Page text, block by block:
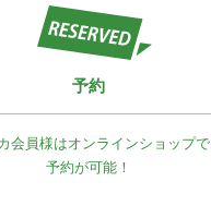
予約
会員様はオンラインショップで
予約が可能！